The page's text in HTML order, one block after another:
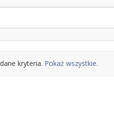
kryteria. Pokaż wszystkie.